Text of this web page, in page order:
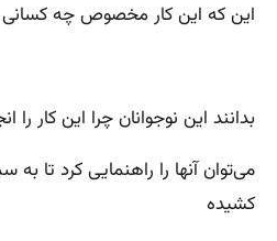
این که این کار مخصوص چه کسانی
بدانند این نوجوانان چرا این کار
می‌توان آنها را راهنمایی کرد تا
کشیده